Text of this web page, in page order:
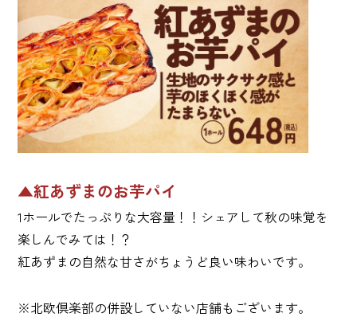
▲紅あずまのお芋パイ
1ホールでたっぷりな大容量！！シェアして秋の味覚を
楽しんでみては！？
紅あずまの自然な甘さがちょうど良い味わいです。
※北欧倶楽部の併設していない店舗もございます。